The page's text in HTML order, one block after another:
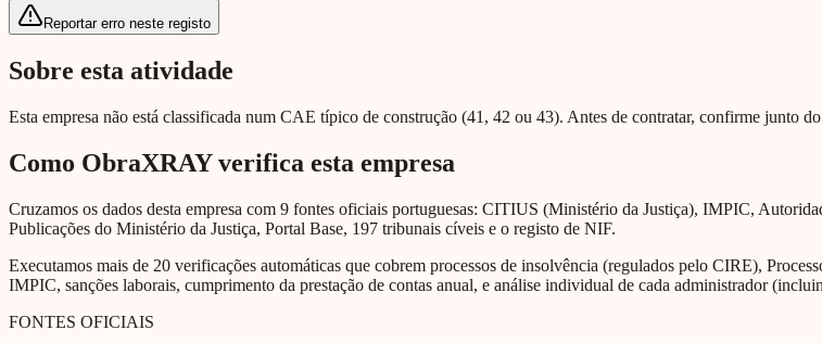
Reportar erro neste registo
Sobre esta atividade
Esta empresa não está classificada num CAE típico de construção (41, 42 ou 43). Antes de contratar, confirme junto
Como ObraXRAY verifica esta empresa
Cruzamos os dados desta empresa com 9 fontes oficiais portuguesas: CITIUS (Ministério da Justiça), IMPIC,
Publicações do Ministério da Justiça, Portal Base, 197 tribunais cíveis e o registo de NIF.
Executamos mais de 20 verificações automáticas que cobrem processos de insolvência (regulados pelo CIRE),
IMPIC, sanções laborais, cumprimento da prestação de contas anual, e análise individual de cada administrador
FONTES OFICIAIS